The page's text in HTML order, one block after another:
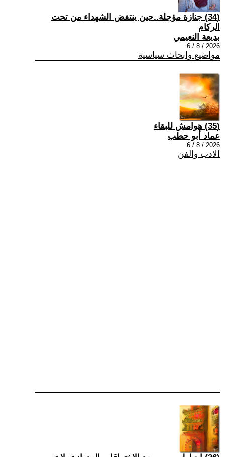
(34) جنازة مؤجلة..حين ينتفض الشهداء من تحت
الركام
بديعة النعيمي
2026 / 8 / 6
مواضيع وابحاث سياسية
(35) هوامش للبقاء
عماد أبو حطب
2026 / 8 / 6
الادب والفن